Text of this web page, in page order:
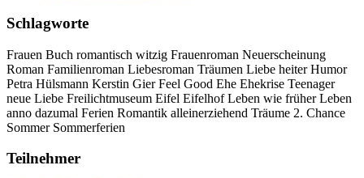
Schlagworte
Frauen Buch romantisch witzig Frauenroman Neuerscheinung
Roman Familienroman Liebesroman Träumen Liebe heiter Humor
Petra Hülsmann Kerstin Gier Feel Good Ehe Ehekrise Teenager
neue Liebe Freilichtmuseum Eifel Eifelhof Leben wie früher Leben
anno dazumal Ferien Romantik alleinerziehend Träume 2. Chance
Sommer Sommerferien
Teilnehmer